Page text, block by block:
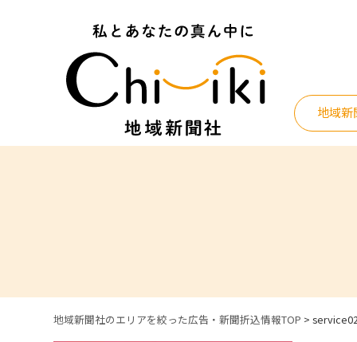
地域
地域新聞社のエリアを絞った広告・新聞折込情報TOP >